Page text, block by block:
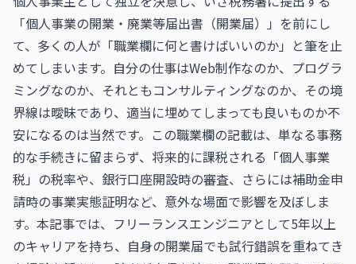
「個人事業の開業・廃業等届出書（開業届）」を前にし
て、多くの人が「職業欄に何と書けばいいのか」と筆を止
めてしまいます。自分の仕事はWeb制作なのか、プログラ
ミングなのか、それともコンサルティングなのか、その境
界線は曖昧であり、適当に埋めてしまっても良いものか不
安になるのは当然です。この職業欄の記載は、単なる事務
的な手続きに留まらず、将来的に課税される「個人事業
税」の税率や、銀行口座開設時の審査、さらには補助金申
請時の事業実態証明など、意外な場面で影響を及ぼしま
す。本記事では、フリーランスエンジニアとして5年以上
のキャリアを持ち、自身の開業届でも試行錯誤を重ねてき